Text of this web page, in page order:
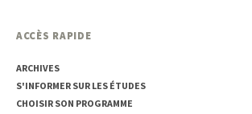
ACCÈS RAPIDE
ARCHIVES
S'INFORMER SUR LES ÉTUDES
CHOISIR SON PROGRAMME